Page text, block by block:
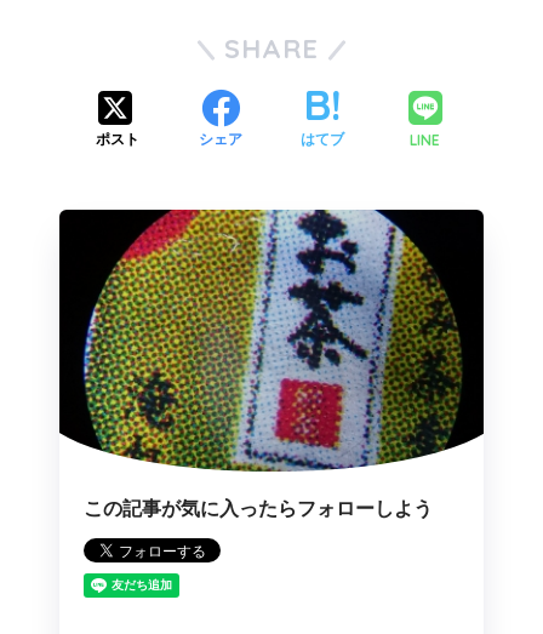
SHARE
ポスト シェア はてブ LINE
この記事が気に入ったらフォローしよう